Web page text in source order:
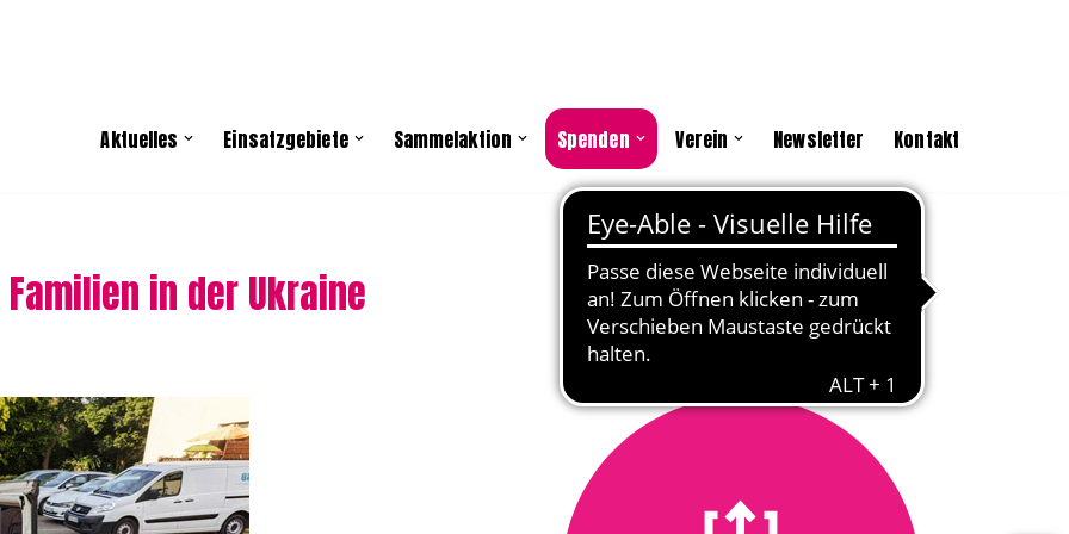
Aktuelles Einsatzgebiete Sammelaktion Spenden Verein Newsletter Kontakt
in der Ukraine